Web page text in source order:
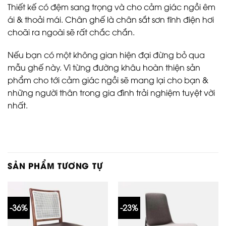
Thiết kế có đệm sang trọng và cho cảm giác ngồi êm
ái & thoải mái. Chân ghế là chân sắt sơn tĩnh điện hơi
choãi ra ngoài sẽ rất chắc chắn.
Nếu bạn có một không gian hiện đại đừng bỏ qua
mẫu ghế này. Vì từng đường khâu hoàn thiện sản
phẩm cho tới cảm giác ngồi sẽ mang lại cho bạn &
những người thân trong gia đình trải nghiệm tuyệt vời
nhất.
SẢN PHẨM TƯƠNG TỰ
-36% -23%